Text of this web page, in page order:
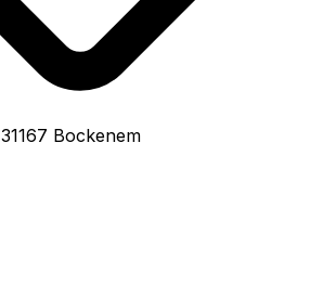
31167 Bockenem